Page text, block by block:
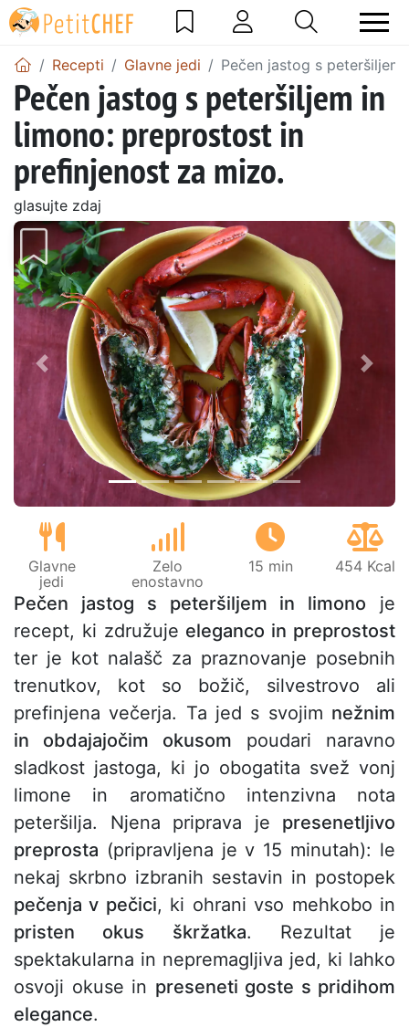
Recepti Glavne jedi Pečen jastog s
Pečen jastog s peteršiljem in
limono: preprostost in
prefinjenost za mizo.
glasujte zdaj
Prejšnji
Glavne
jedi
Zelo
enostavno
15 min 454 Kcal
Pečen jastog s peteršiljem in limono je
recept, ki združuje eleganco in preprostost
ter je kot nalašč za praznovanje posebnih
trenutkov, kot so božič, silvestrovo ali
prefinjena večerja. Ta jed s svojim nežnim
in obdajajočim okusom poudari naravno
sladkost jastoga, ki jo obogatita svež vonj
limone in aromatično intenzivna nota
peteršilja. Njena priprava je presenetljivo
preprosta (pripravljena je v 15 minutah): le
nekaj skrbno izbranih sestavin in postopek
pečenja v pečici, ki ohrani vso mehkobo in
pristen okus škržatka. Rezultat je
spektakularna in nepremagljiva jed, ki lahko
osvoji okuse in preseneti goste s pridihom
elegance.